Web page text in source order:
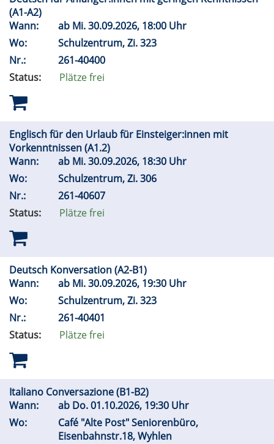
(A1-A2)
Wann:
ab Mi.30.09.2026, 18:00 Uhr
Wo:
Schulzentrum, Zi. 323
Nr.:
261-40400
Status:
Plätze frei
Englisch für den Urlaub für Einsteiger:innen mit
Vorkenntnissen (A1.2)
Wann:
ab Mi.30.09.2026, 18:30 Uhr
Wo:
Schulzentrum, Zi. 306
Nr.:
261-40607
Status:
Plätze frei
Deutsch Konversation (A2-B1)
Wann:
ab Mi.30.09.2026, 19:30 Uhr
Wo:
Schulzentrum, Zi. 323
Nr.:
261-40401
Status:
Plätze frei
Italiano Conversazione (B1-B2)
Wann:
ab Do.01.10.2026, 19:30 Uhr
Wo:
Café "Alte Post" Seniorenbüro,
Eisenbahnstr.18, Wyhlen